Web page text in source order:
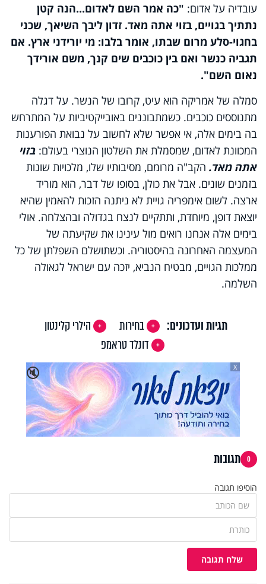
עובדיה על אדום: "כה אמר השם לאדום...הנה קטן
נתתיך בגויים, בזוי אתה מאד. זדון ליבך השיאך, שכני
בחגוי-סלע מרום שבתו, אומר בלבו: מי יורידני ארץ. אם
תגביה כנשר ואם בין כוכבים שים קנך, משם אורידך
נאום השם".
סמלה של אמריקה הוא עיט, קרובו של הנשר. על דגלה
מתנוססים כוכבים. כשמתבוננים באובייקטיביות על המתרחש
בה בימים אלה, אי אפשר שלא לחשוב על נבואת הפורענות
המכוונת לאדום, שמסמלת את השלטון הנוצרי בעולם: בזוי
אתה מאד. הקב"ה מרומם, מסיבותיו שלו, מלכויות שונות
בזמנים שונים. אבל את כולן, בסופו של דבר, הוא מוריד
ארצה. לשום אימפריה גויית לא ניתנה הזכות להאמין שהיא
יוצאת דופן, מיוחדת, ותתקיים לנצח בגדולה ובהצלחה. אולי
בימים אלה אנחנו רואים מול עינינו את שקיעתה של
המעצמה האחרונה בהיסטוריה. וכשתושלם השפלתן של כל
ממלכות הגויים, מבטיח הנביא, יזכה עם ישראל לגאולה
השלמה.
תגיות ועדכונים: בחירות
הילרי קלינטון
דונלד טראמפ
🔇
X
0 תגובות
הוסיפו תגובה
שלח תגובה